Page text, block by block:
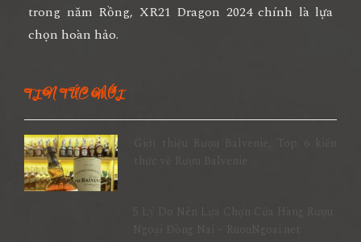
trong năm Rồng, XR21 Dragon 2024 chính là lựa
chọn hoàn hảo.
TIN TỨC MỚI
Giới thiệu Rượu Balvenie, Top 6 kiến
5 Lý Do Nên Lựa Chọn Cửa Hàng Rượu